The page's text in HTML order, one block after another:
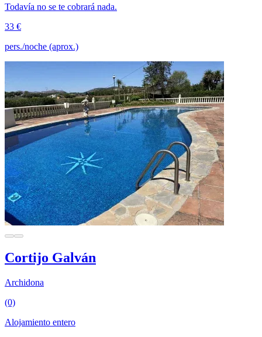
Todavía no se te cobrará nada.
33 €
pers./noche (aprox.)
Cortijo Galván
Archidona
(0)
Alojamiento entero